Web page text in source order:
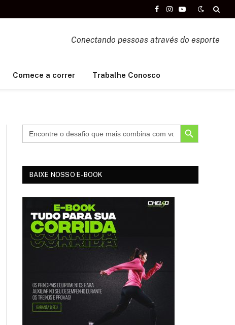
Facebook
Instagram
YouTube
Conectando pessoas através do esporte
Comece a correr Trabalhe Conosco
SEARCH BUTTON
BAIXE NOSSO E-BOOK